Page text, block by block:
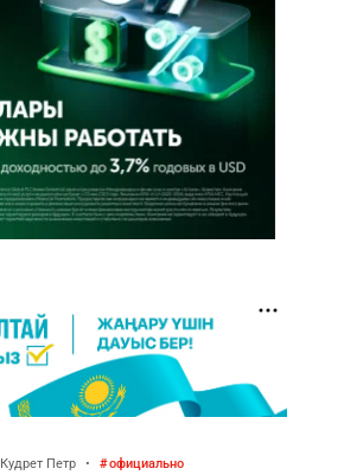
Кудрет Петр • официально